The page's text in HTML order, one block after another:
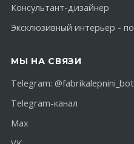
Консультант-дизайнер
Эксклюзивный интерьер -
МЫ НА СВЯЗИ
Telegram: @fabrikalepnini_bot
Telegram-канал
Max